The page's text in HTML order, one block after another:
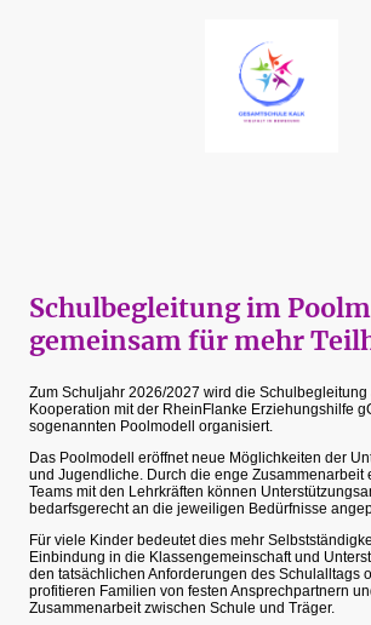
Schulbegleitung im
gemeinsam für mehr
Zum Schuljahr 2026/2027 wird die
Kooperation mit der RheinFlanke Erziehungshilfe
sogenannten Poolmodell organisiert.
Das Poolmodell eröffnet neue Möglichkeiten der
und Jugendliche. Durch die enge Zusammenarbeit
Teams mit den Lehrkräften können
bedarfsgerecht an die jeweiligen Bedürfnisse
Für viele Kinder bedeutet dies mehr
Einbindung in die Klassengemeinschaft und
den tatsächlichen Anforderungen des Schulalltags
profitieren Familien von festen Ansprechpartnern
Zusammenarbeit zwischen Schule und Träger.